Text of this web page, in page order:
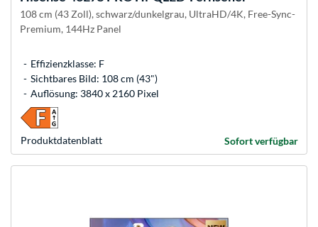
108 cm (43 Zoll), schwarz/dunkelgrau, UltraHD/4K, Free-Sync-
Premium, 144Hz Panel
Effizienzklasse: F
Sichtbares Bild: 108 cm (43")
Auflösung: 3840 x 2160 Pixel
Produkt­datenblatt Sofort verfügbar